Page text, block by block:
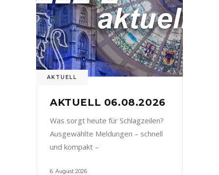
AKTUELL
AKTUELL 06.08.2026
Was sorgt heute für Schlagzeilen?
Ausgewählte Meldungen – schnell
und kompakt –
6. August 2026